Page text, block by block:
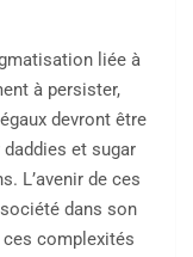
liée à
à persister,
devront être
et sugar
L’avenir de ces
dans son
complexités